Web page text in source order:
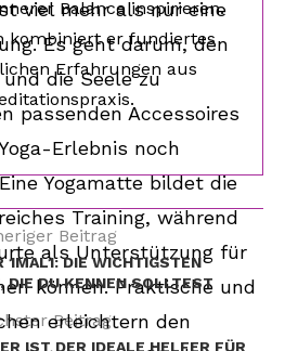
viel mehr als nur eine
Es geht darum, den
die Seele zu
passenden Accessoires
Erlebnis noch
Yogamatte bildet die
Training, während
als Unterstützung für
können. Praktische und
erleichtern den
Balance inspirieren.
kombiniert er fundiertes
Erfahrungen aus
Beitrag
1MAL1: DIE WICHTIGSTEN
DIE DU KENNEN SOLLTEST
Beitrag
IST DER IDEALE HELFER FÜR